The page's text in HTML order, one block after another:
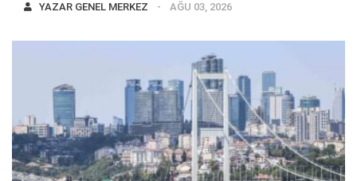
YAZAR GENEL MERKEZ AĞU 03, 2026